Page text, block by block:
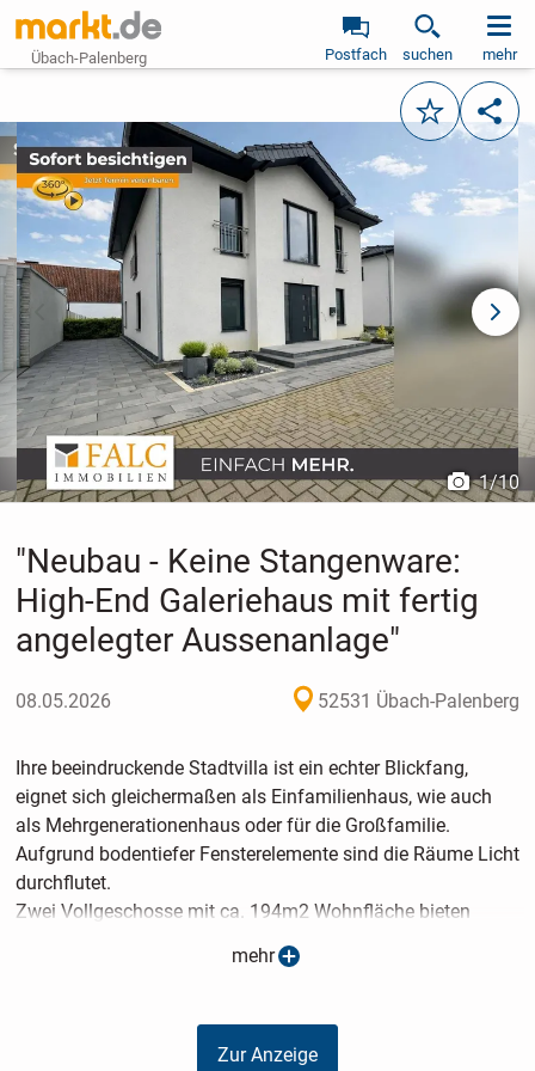
Übach-Palenberg Postfach suchen mehr
Merken
vorheriges Bild
1/10
"Neubau - Keine Stangenware:
High-End Galeriehaus mit fertig
angelegter Aussenanlage"
08.05.2026 52531 Übach-Palenberg
Ihre beeindruckende Stadtvilla ist ein echter Blickfang,
eignet sich gleichermaßen als Einfamilienhaus, wie auch
als Mehrgenerationenhaus oder für die Großfamilie.
Aufgrund bodentiefer Fensterelemente sind die Räume Licht
durchflutet.
Zwei Vollgeschosse mit ca. 194m2 Wohnfläche bieten
Ihnen und Ihrer Familie viel Platz zum Wohlfühlen.
Von ihrem Wohn/ Essbereich bieten die bodentiefen Fenster
Des Weiteren befindet sich im Erdgeschoss ein Zimmer, das
als Schlaf- / Gästezimmer oder auch als Büro genutzt
mehr
Zur Anzeige